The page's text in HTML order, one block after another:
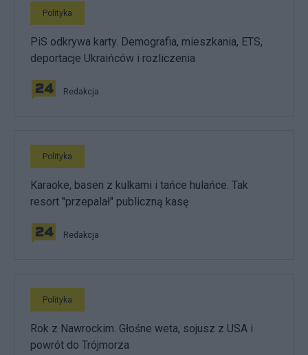
Polityka
PiS odkrywa karty. Demografia, mieszkania, ETS,
deportacje Ukraińców i rozliczenia
Redakcja
Polityka
Karaoke, basen z kulkami i tańce hulańce. Tak
resort "przepalał" publiczną kasę
Redakcja
Polityka
Rok z Nawrockim. Głośne weta, sojusz z USA i
powrót do Trójmorza